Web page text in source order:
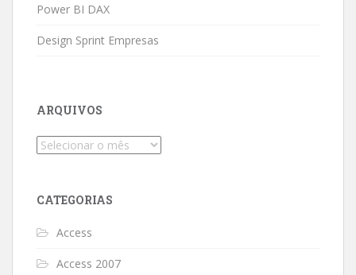
Power BI DAX
Design Sprint Empresas
ARQUIVOS
Arquivos
CATEGORIAS
Access
Access 2007